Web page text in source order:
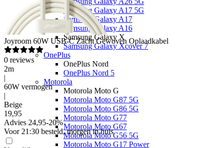
Samsung Galaxy A17 5G
Samsung Galaxy A17
Samsung Galaxy A16
Samsung Galaxy X
Samsung Galaxy Xcover 7
OnePlus
OnePlus Nord
OnePlus Nord 5
Motorola
Motorola Moto G
Motorola Moto G87 5G
Motorola Moto G86 5G
Motorola Moto G77
Motorola Moto G67
Motorola Moto G56 5G
Motorola Moto G17 Power
Joyroom 60W USB-C Zacht Gewoven Oplaadkabel
0 reviews
2m
|
60W vermogen
|
Beige
19,95
Advies 24,95-20%
Voor 21:30 besteld, morgen in huis